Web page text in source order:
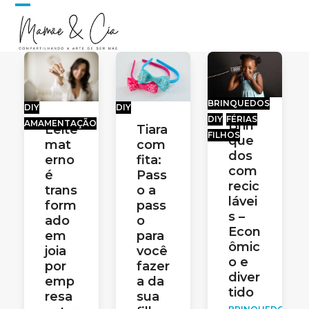
Skip
content
Open
mobile
menu
Close
mobile
menu
DIY
AMAMENTAÇÃO
Leite
mat
erno
é
trans
form
ado
em
joia
por
emp
resa
DIY
Tiara
com
fita:
Pass
o a
pass
o
para
você
fazer
a da
sua
BRINQUEDOS
DIY FÉRIAS
FILHOS
Brin
que
dos
com
recic
lávei
s –
Econ
ômic
o e
diver
tido